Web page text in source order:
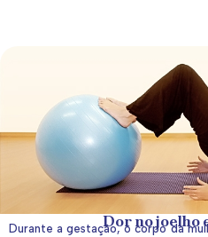
Dor no joelho
Durante a gestação, o corpo da